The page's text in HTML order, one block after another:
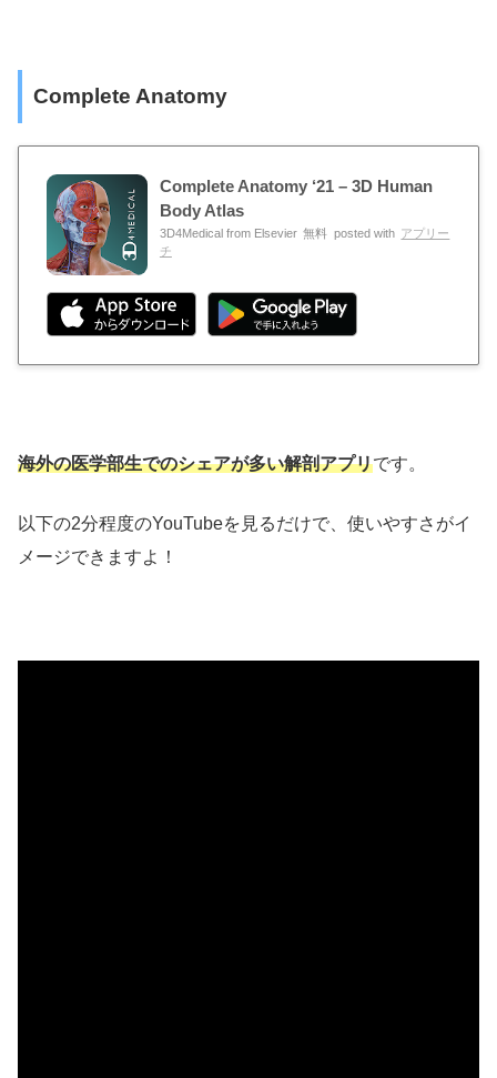
Complete Anatomy
Complete Anatomy ‘21 – 3D Human
Body Atlas
3D4Medical from Elsevier 無料 posted with アプリー
チ
海外の医学部生でのシェアが多い解剖アプリです。
以下の2分程度のYouTubeを見るだけで、使いやすさがイ
メージできますよ！